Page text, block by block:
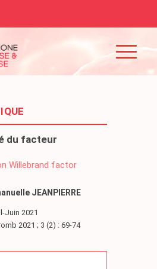
du facteur
Willebrand factor
JEANPIERRE
Juin 2021
2021 ; 3 (2) : 69-74